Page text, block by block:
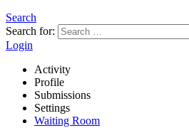
Search
Search for:
Login
Activity
Profile
Submissions
Settings
Waiting Room